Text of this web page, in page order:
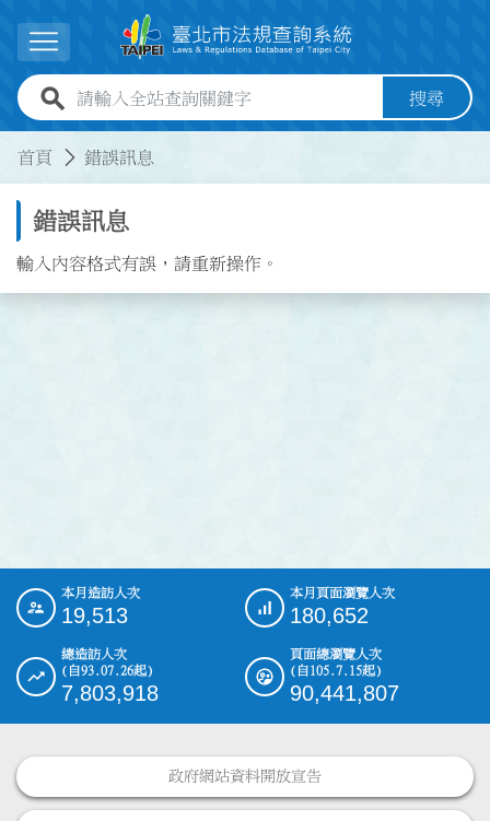
展開選單
全站查詢關鍵字欄位 搜尋
首頁 錯誤訊息
錯誤訊息
輸入內容格式有誤，請重新操作。
::: 本月造訪人次
19,513
本月頁面瀏覽人次
180,652
總造訪人次
(自93.07.26起)
7,803,918
頁面總瀏覽人次
(自105.7.15起)
90,441,807
政府網站資料開放宣告